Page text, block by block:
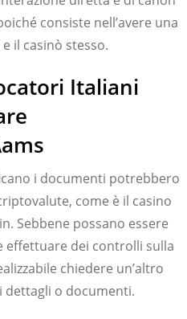
consiste nell’avere una
il casinò stesso.
Italiani
i documenti potrebbero
come è il casino
Sebbene possano essere
effettuare dei controlli sulla
chiedere un’altro
o documenti.